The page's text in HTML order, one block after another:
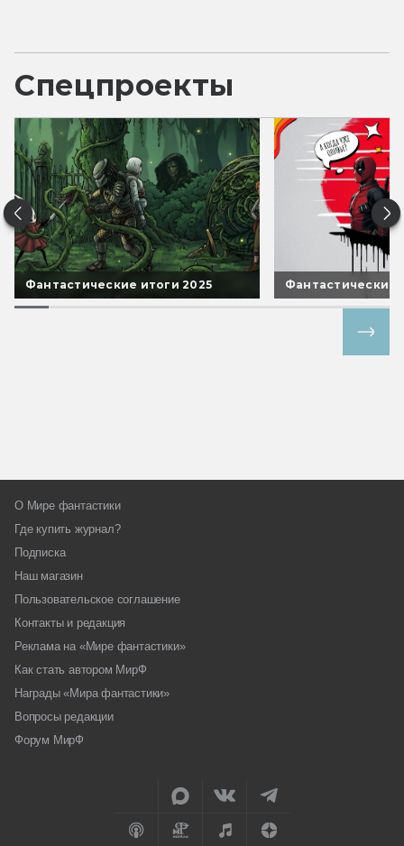
Спецпроекты
Фантастические итоги 2025 Фантастические
О Мире фантастики
Где купить журнал?
Подписка
Наш магазин
Пользовательское соглашение
Контакты и редакция
Реклама на «Мире фантастики»
Как стать автором МирФ
Награды «Мира фантастики»
Вопросы редакции
Форум МирФ